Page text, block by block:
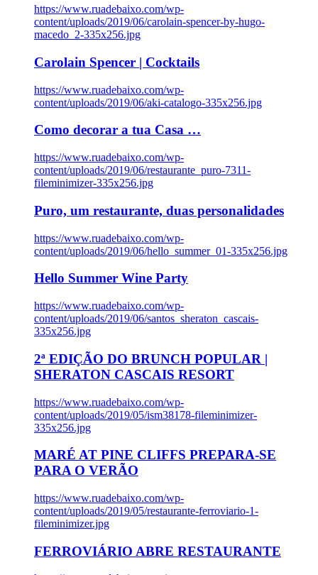
https://www.ruadebaixo.com/wp-
content/uploads/2019/06/carolain-spencer-by-hugo-
macedo_2-335x256.jpg
Carolain Spencer | Cocktails
https://www.ruadebaixo.com/wp-
content/uploads/2019/06/aki-catalogo-335x256.jpg
Como decorar a tua Casa …
https://www.ruadebaixo.com/wp-
content/uploads/2019/06/restaurante_puro-7311-
fileminimizer-335x256.jpg
Puro, um restaurante, duas personalidades
https://www.ruadebaixo.com/wp-
content/uploads/2019/06/hello_summer_01-335x256.jpg
Hello Summer Wine Party
https://www.ruadebaixo.com/wp-
content/uploads/2019/06/santos_sheraton_cascais-
335x256.jpg
2ª EDIÇÃO DO BRUNCH POPULAR |
SHERATON CASCAIS RESORT
https://www.ruadebaixo.com/wp-
content/uploads/2019/05/ism38178-fileminimizer-
335x256.jpg
MARÉ AT PINE CLIFFS PREPARA-SE
PARA O VERÃO
https://www.ruadebaixo.com/wp-
content/uploads/2019/05/restaurante-ferroviario-1-
fileminimizer.jpg
FERROVIÁRIO ABRE RESTAURANTE